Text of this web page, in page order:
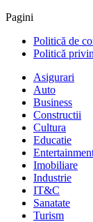
Pagini
Politică de
Politică
Asigurari
Auto
Business
Constructii
Cultura
Educatie
Imobiliare
Industrie
IT&C
Sanatate
Turism